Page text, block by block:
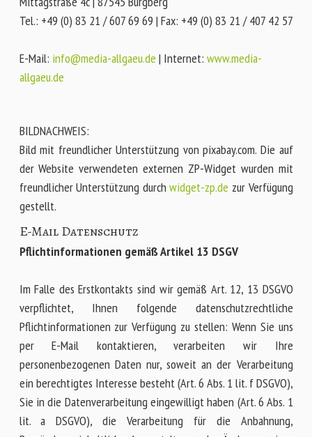
Tel.: +49 (0) 83 21 / 607 69 69 | Fax: +49 (0) 83 21 / 407 42 57
E-Mail: info@media-allgaeu.de | Internet: www.media-
allgaeu.de
BILDNACHWEIS:
Bild mit freundlicher Unterstützung von pixabay.com. Die auf
der Website verwendeten externen ZP-Widget wurden mit
freundlicher Unterstützung durchwidget-zp.de zur Verfügung
gestellt.
E-Mail Datenschutz
Pflichtinformationen gemäß Artikel 13 DSGV
Im Falle des Erstkontakts sind wir gemäß Art. 12, 13 DSGVO
verpflichtet, Ihnen folgende datenschutzrechtliche
Pflichtinformationen zur Verfügung zu stellen: Wenn Sie uns
per E-Mail kontaktieren, verarbeiten wir Ihre
personenbezogenen Daten nur, soweit an der Verarbeitung
ein berechtigtes Interesse besteht (Art. 6 Abs. 1 lit. f DSGVO),
Sie in die Datenverarbeitung eingewilligt haben (Art. 6 Abs. 1
lit. a DSGVO), die Verarbeitung für die Anbahnung,